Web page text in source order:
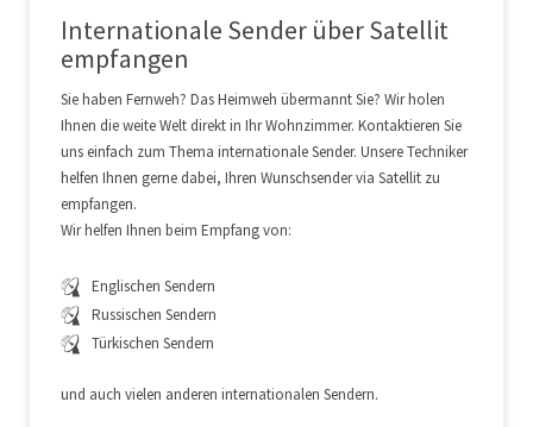
Internationale Sender über Satellit
empfangen
Sie haben Fernweh? Das Heimweh übermannt Sie? Wir holen
Ihnen die weite Welt direkt in Ihr Wohnzimmer. Kontaktieren Sie
uns einfach zum Thema internationale Sender. Unsere Techniker
helfen Ihnen gerne dabei, Ihren Wunschsender via Satellit zu
empfangen.
Wir helfen Ihnen beim Empfang von:
Englischen Sendern
Russischen Sendern
Türkischen Sendern
und auch vielen anderen internationalen Sendern.